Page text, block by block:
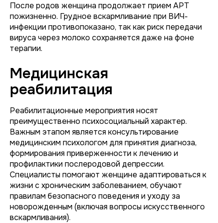
После родов женщина продолжает прием АРТ
пожизненно. Грудное вскармливание при ВИЧ-
инфекции противопоказано, так как риск передачи
вируса через молоко сохраняется даже на фоне
терапии.
Медицинская
реабилитация
Реабилитационные мероприятия носят
преимущественно психосоциальный характер.
Важным этапом является консультирование
медицинским психологом для принятия диагноза,
формирования приверженности к лечению и
профилактики послеродовой депрессии.
Специалисты помогают женщине адаптироваться к
жизни с хроническим заболеванием, обучают
правилам безопасного поведения и уходу за
новорожденным (включая вопросы искусственного
вскармливания).